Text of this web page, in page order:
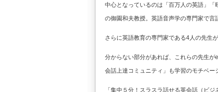
中心となっているのは「百万人の英語」
の御園和夫教授。英語音声学の専門家で言
さらに英語教育の専門家である4人の先生
分からない部分があれば、これらの先生
会話上達コミュニティ」も学習のモチベー
「集中５分！スラスラ話せる英会話（ビ